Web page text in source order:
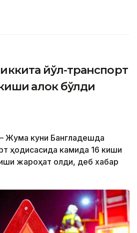
йўл-транспорт
ҳалок бўлди
Жума куни Бангладешда
ҳодисасида камида 16 киши
жароҳат олди, деб хабар